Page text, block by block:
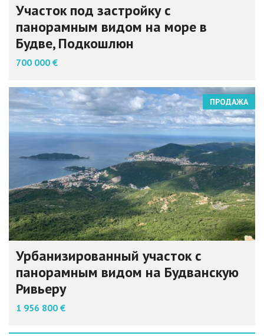
Участок под застройку с
панорамным видом на море в
Будве, Подкошлюн
700 000 €
ПРОДАЖА
Урбанизированный участок с
панорамным видом на Будванскую
Ривьеру
1 956 800 €